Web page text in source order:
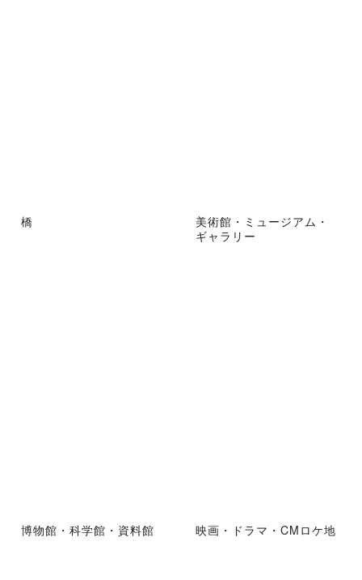
橋
美術館・ミュージアム・
ギャラリー
博物館・科学館・資料館 映画・ドラマ・CMロケ地